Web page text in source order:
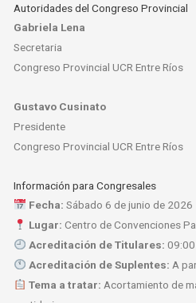
Autoridades del Congreso Provincial
Gabriela Lena
Secretaria
Congreso Provincial UCR Entre Ríos
Gustavo Cusinato
Presidente
Congreso Provincial UCR Entre Ríos
Información para Congresales
Fecha: Sábado 6 de junio de 2026
Lugar: Centro de Convenciones
Acreditación de Titulares: 09:00
Acreditación de Suplentes: A
Tema a tratar: Acortamiento de